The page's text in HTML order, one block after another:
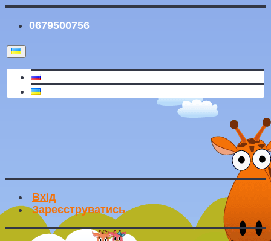
0679500756
Вхід
Зареєструватись